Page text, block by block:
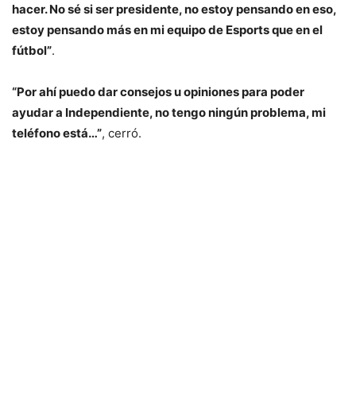
hacer. No sé si ser presidente, no estoy pensando en eso,
estoy pensando más en mi equipo de Esports que en el
fútbol”.
“Por ahí puedo dar consejos u opiniones para poder
ayudar a Independiente, no tengo ningún problema, mi
teléfono está…”, cerró.